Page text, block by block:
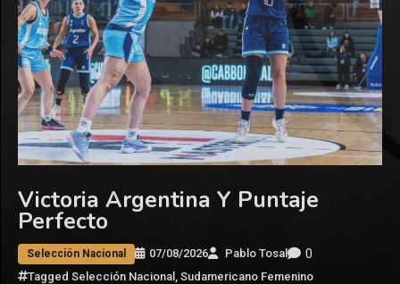
Victoria Argentina Y Puntaje
Perfecto
Selección Nacional 07/08/2026 Pablo Tosal 0
Tagged Selección Nacional Sudamericano Femenino